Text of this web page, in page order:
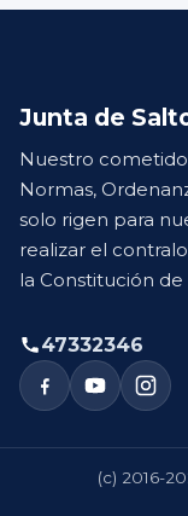
Junta de
Nuestro
Normas,
solo rigen para
realizar el
la Constitución de
47332346
(c) 2016-